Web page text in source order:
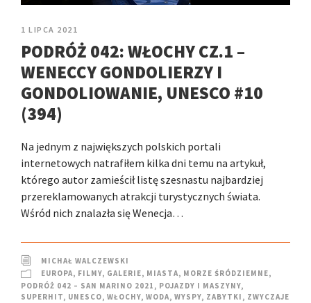
1 LIPCA 2021
PODRÓŻ 042: WŁOCHY CZ.1 –
WENECCY GONDOLIERZY I
GONDOLIOWANIE, UNESCO #10
(394)
Na jednym z największych polskich portali
internetowych natrafiłem kilka dni temu na artykuł,
którego autor zamieścił listę szesnastu najbardziej
przereklamowanych atrakcji turystycznych świata.
Wśród nich znalazła się Wenecja…
MICHAŁ WALCZEWSKI
EUROPA, FILMY, GALERIE, MIASTA, MORZE ŚRÓDZIEMNE,
PODRÓŻ 042 – SAN MARINO 2021 , POJAZDY I MASZYNY,
SUPERHIT, UNESCO, WŁOCHY, WODA, WYSPY, ZABYTKI , ZWYCZAJE